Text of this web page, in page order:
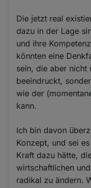
Die jetzt real
dazu in der Lage
und ihre
könnten eine
sein, die aber nicht
beeindruckt,
wie der
kann.
Ich bin davon
Konzept, und sei
Kraft dazu hätte,
wirtschaftlichen
radikal zu ändern.